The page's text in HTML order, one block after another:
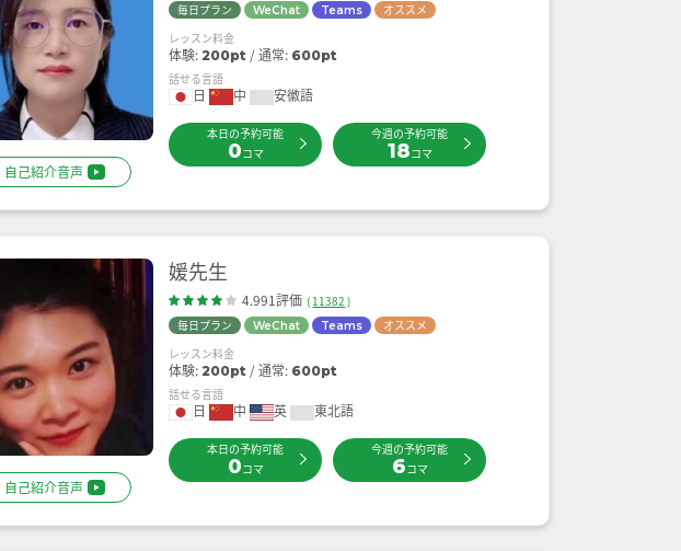
自己紹介音声
毎日プラン
WeChat Teams
オススメ
レッスン料金
体験:200pt 通常: 600pt
話せる言語
日 中 安徽語
本日の予約可能
0コマ
今週の予約可能
18コマ
自己紹介音声
媛先生
4.991評価 ( 11382 )
毎日プラン
WeChat Teams
オススメ
レッスン料金
体験:200pt 通常: 600pt
話せる言語
日 中 英 東北語
本日の予約可能
0コマ
今週の予約可能
6コマ